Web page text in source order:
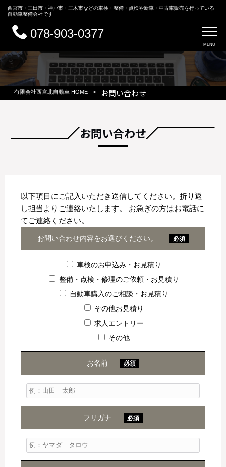
西宮市・三田市・神戸市・三木市などの車検・整備・点検や新車・中古車販売を行っている
自動車整備会社です
078-903-0377
MENU
有限会社西宮北自動車 HOME > お問い合わせ
お問い合わせ
以下項目にご記入いただき送信してください。折り返
し担当よりご連絡いたします。 お急ぎの方はお電話に
てご連絡ください。
お問い合わせ内容をお選びください。 必須
車検のお申込み・お見積り
整備・点検・修理のご依頼・お見積り
自動車購入のご相談・お見積り
その他お見積り
求人エントリー
その他
お名前 必須
フリガナ 必須